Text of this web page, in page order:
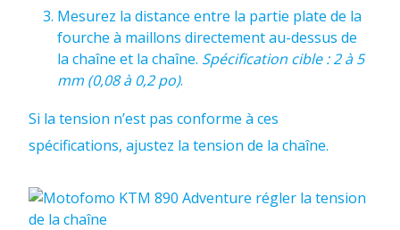
Mesurez la distance entre la partie plate de la
fourche à maillons directement au-dessus de
la chaîne et la chaîne. Spécification cible : 2 à 5
mm (0,08 à 0,2 po).
Si la tension n’est pas conforme à ces
spécifications, ajustez la tension de la chaîne.